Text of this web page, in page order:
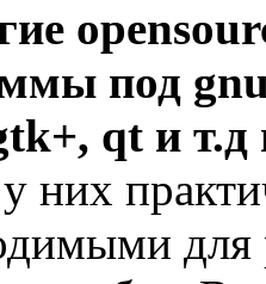
под
qt и т.д
них
для